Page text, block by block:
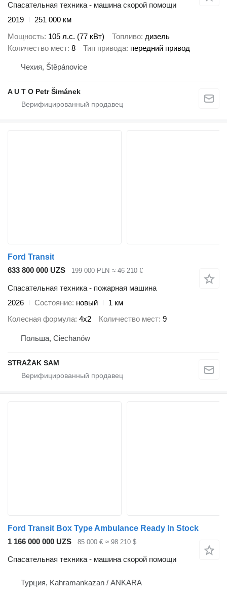
Спасательная техника - машина скорой помощи
2019
251 000 км
Мощность 105 л.с. (77 кВт) Топливо дизель
Количество мест 8 Тип привода передний привод
Чехия, Štěpánovice
A U T O Petr Šimánek
Ford Transit
633 800 000 UZS
199 000 PLN ≈ 46 210 €
Спасательная техника - пожарная машина
2026
Состояние новый
1 км
Колесная формула 4x2 Количество мест 9
Польша, Ciechanów
STRAŻAK SAM
Ford Transit Box Type Ambulance Ready In Stock
1 166 000 000 UZS
85 000 € ≈ 98 210 $
Спасательная техника - машина скорой помощи
Турция, Kahramankazan / ANKARA